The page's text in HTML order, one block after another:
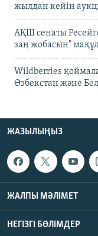
жылдан кейін
АҚШ сенаты
заң жобасын"
Wildberries
Өзбекстан және
ЖАЗЫЛЫҢЫЗ
ЖАЛПЫ МӘЛІМЕТ
НЕГІЗГІ БӨЛІМДЕР